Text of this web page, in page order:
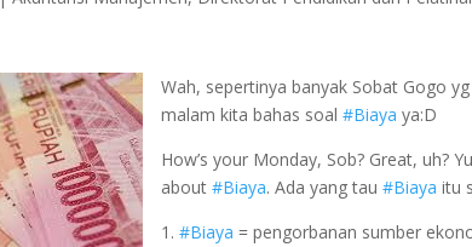
Wah, sepertinya banyak Sobat Gogo
malam kita bahas soal#Biaya ya:D
How’s your Monday, Sob? Great, uh?
about#Biaya. Ada yang tau#Biaya itu
1.#Biaya = pengorbanan sumber